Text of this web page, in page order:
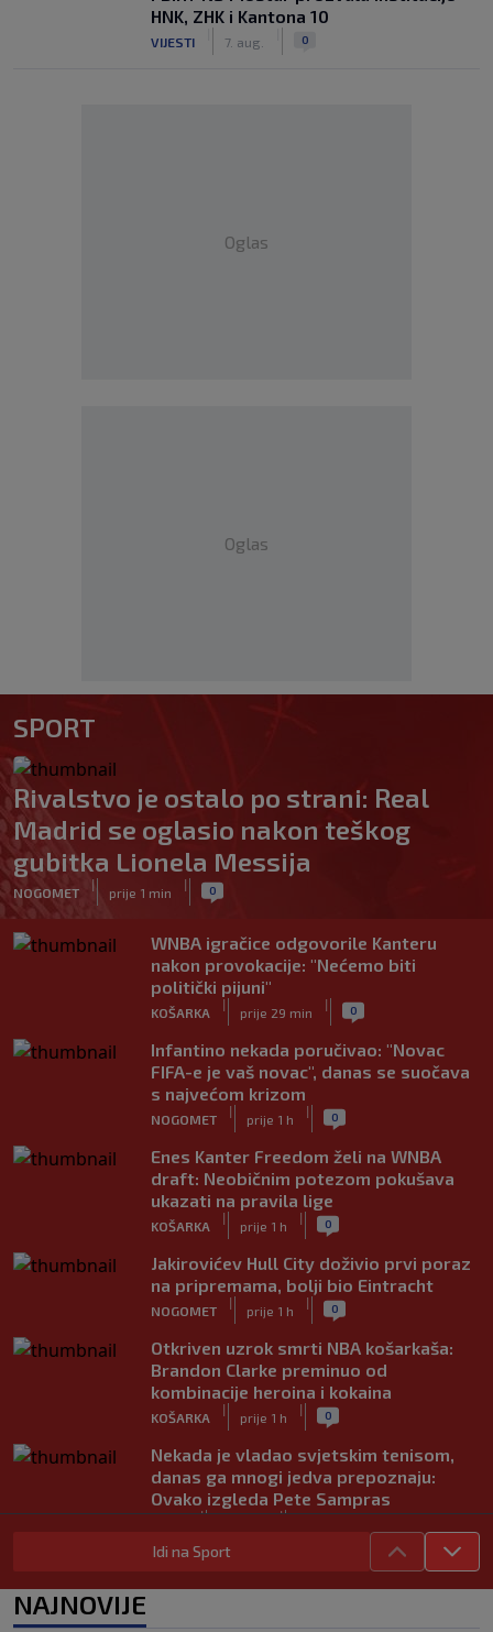
HNK, ZHK i Kantona 10
VIJESTI 7. aug. 0
Oglas
Oglas
SPORT
Rivalstvo je ostalo po strani: Real
Madrid se oglasio nakon teškog
gubitka Lionela Messija
NOGOMET
|
prije 1 min
| 0
WNBA igračice odgovorile Kanteru
nakon provokacije: "Nećemo biti
politički pijuni"
KOŠARKA
|
prije 29 min
| 0
Infantino nekada poručivao: "Novac
FIFA-e je vaš novac", danas se suočava
s najvećom krizom
NOGOMET
|
prije 1 h
| 0
Enes Kanter Freedom želi na WNBA
draft: Neobičnim potezom pokušava
ukazati na pravila lige
KOŠARKA
|
prije 1 h
| 0
Jakirovićev Hull City doživio prvi poraz
na pripremama, bolji bio Eintracht
NOGOMET
|
prije 1 h
| 0
Otkriven uzrok smrti NBA košarkaša:
Brandon Clarke preminuo od
kombinacije heroina i kokaina
KOŠARKA
|
prije 1 h
| 0
Nekada je vladao svjetskim tenisom,
danas ga mnogi jedva prepoznaju:
Ovako izgleda Pete Sampras
| |
Od ilegalnog prelaska granice i rada na
Idi na Sport
NAJNOVIJE